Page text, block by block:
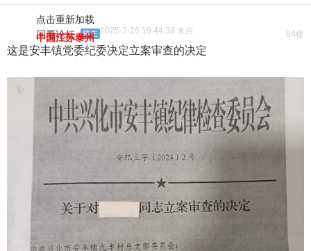
点击重新加载
84楼
回看论坛 楼主 2025-2-26 19:44:38 来自
中国江苏泰州
这是安丰镇党委纪委决定立案审查的决定